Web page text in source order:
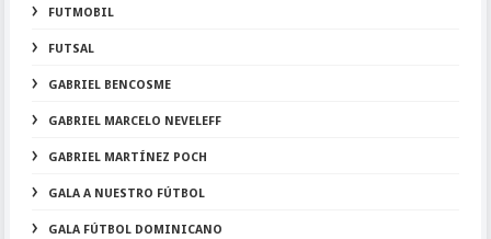
FUTMOBIL
FUTSAL
GABRIEL BENCOSME
GABRIEL MARCELO NEVELEFF
GABRIEL MARTÍNEZ POCH
GALA A NUESTRO FÚTBOL
GALA FÚTBOL DOMINICANO